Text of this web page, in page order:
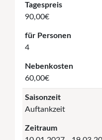
Tagespreis
90,00€
für Personen
4
Nebenkosten
60,00€
Saisonzeit
Auftankzeit
Zeitraum